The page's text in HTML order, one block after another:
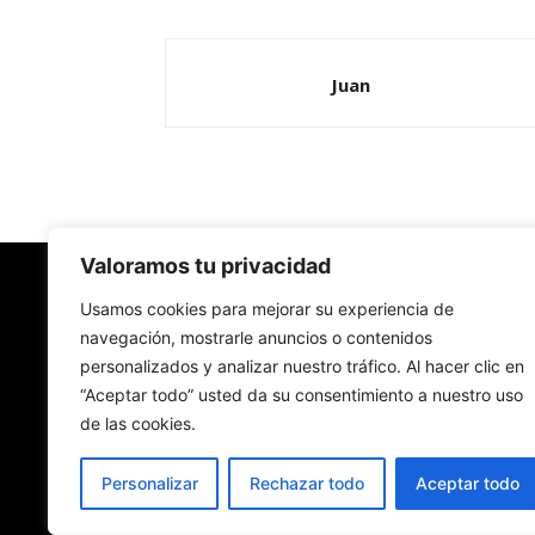
Valoramos tu privacidad
Usamos cookies para mejorar su experiencia de
navegación, mostrarle anuncios o contenidos
personalizados y analizar nuestro tráfico. Al hacer clic en
“Aceptar todo” usted da su consentimiento a nuestro uso
de las cookies.
Personalizar Rechazar todo Aceptar todo
Juan
Redes Cristianas
Una mirada alternativa sobre la Iglesia católica
- Colectivos de Redes Cristianas